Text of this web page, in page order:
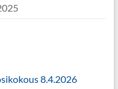
8.4.2026